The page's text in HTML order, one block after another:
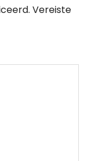
Vereiste